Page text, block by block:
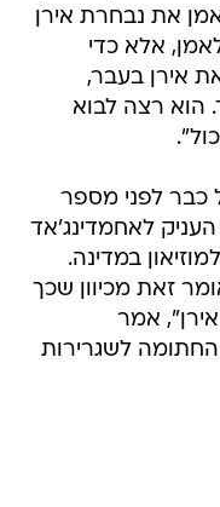
את נבחרת אירן
אלא כדי
אירן בעבר,
הוא רצה לבוא
כבר לפני מספר
לאחמדינג'אד
במדינה.
זאת מכיוון שכך
אמר
לשגרירות